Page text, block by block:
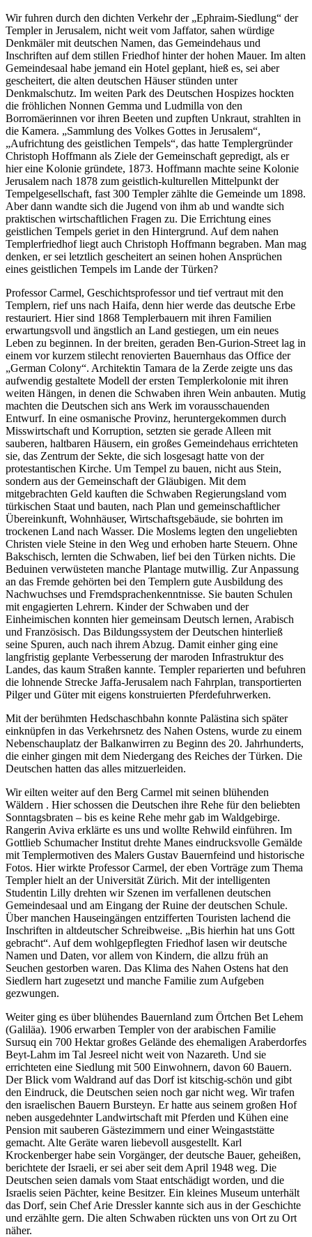
Wir fuhren durch den dichten Verkehr der Ephraim-Siedlung
der
Templer in Jerusalem, nicht weit vom Jaffator, sahen würdige
Denkmäler mit deutschen Namen, das Gemeindehaus und
Inschriften auf dem stillen Friedhof hinter der hohen Mauer. Im alten
Gemeindesaal habe jemand ein Hotel geplant, hieß es, sei aber
gescheitert, die alten deutschen Häuser stünden unter
Denkmalschutz. Im weiten Park des Deutschen Hospizes hockten
die fröhlichen Nonnen Gemma und Ludmilla von den
Borromäerinnen vor ihren Beeten und zupften Unkraut, strahlten in
die Kamera.
Sammlung des Volkes Gottes in Jerusalem ,
Aufrichtung des geistlichen Tempels , das hatte Templergründer
Christoph Hoffmann als Ziele der Gemeinschaft gepredigt, als er
hier eine Kolonie gründete, 1873. Hoffmann machte seine Kolonie
Jerusalem nach 1878 zum geistlich-kulturellen Mittelpunkt der
Tempelgesellschaft, fast 300 Templer zählte die Gemeinde um 1898.
Aber dann wandte sich die Jugend von ihm ab und wandte sich
praktischen wirtschaftlichen Fragen zu. Die Errichtung eines
geistlichen Tempels geriet in den Hintergrund. Auf dem nahen
Templerfriedhof liegt auch Christoph Hoffmann begraben. Man mag
denken, er sei letztlich gescheitert an seinen hohen Ansprüchen
eines geistlichen Tempels im Lande der Türken?
Professor Carmel, Geschichtsprofessor und tief vertraut mit den
Templern, rief uns nach Haifa, denn hier werde das deutsche Erbe
restauriert. Hier sind 1868 Templerbauern mit ihren Familien
erwartungsvoll und ängstlich an Land gestiegen, um ein neues
Leben zu beginnen. In der breiten, geraden Ben-Gurion-Street lag in
einem vor kurzem stilecht renovierten Bauernhaus das Office der
German Colony . Architektin Tamara de la Zerde zeigte uns das
aufwendig gestaltete Modell der ersten Templerkolonie mit ihren
weiten Hängen, in denen die Schwaben ihren Wein anbauten. Mutig
machten die Deutschen sich ans Werk im vorausschauenden
Entwurf. In eine osmanische Provinz, heruntergekommen durch
Misswirtschaft und Korruption, setzten sie gerade Alleen mit
sauberen, haltbaren Häusern, ein großes Gemeindehaus errichteten
sie, das Zentrum der Sekte, die sich losgesagt hatte von der
protestantischen Kirche. Um Tempel zu bauen, nicht aus Stein,
sondern aus der Gemeinschaft der Gläubigen. Mit dem
mitgebrachten Geld kauften die Schwaben Regierungsland vom
türkischen Staat und bauten, nach Plan und gemeinschaftlicher
Übereinkunft, Wohnhäuser, Wirtschaftsgebäude, sie bohrten im
trockenen Land nach Wasser. Die Moslems legten den ungeliebten
Christen viele Steine in den Weg und erhoben harte Steuern. Ohne
Bakschisch, lernten die Schwaben, lief bei den Türken nichts. Die
Beduinen verwüsteten manche Plantage mutwillig. Zur Anpassung
an das Fremde gehörten bei den Templern gute Ausbildung des
Nachwuchses und Fremdsprachenkenntnisse. Sie bauten Schulen
mit engagierten Lehrern. Kinder der Schwaben und der
Einheimischen konnten hier gemeinsam Deutsch lernen, Arabisch
und Französisch. Das Bildungssystem der Deutschen hinterließ
seine Spuren, auch nach ihrem Abzug. Damit einher ging eine
langfristig geplante Verbesserung der maroden Infrastruktur des
Landes, das kaum Straßen kannte. Templer reparierten und befuhren
die lohnende Strecke Jaffa-Jerusalem nach Fahrplan, transportierten
Pilger und Güter mit eigens konstruierten Pferdefuhrwerken.
Mit der berühmten Hedschaschbahn konnte Palästina sich später
einknüpfen in das Verkehrsnetz des Nahen Ostens, wurde zu einem
Nebenschauplatz der Balkanwirren zu Beginn des 20. Jahrhunderts,
die einher gingen mit dem Niedergang des Reiches der Türken. Die
Deutschen hatten das alles mitzuerleiden.
Wir eilten weiter auf den Berg Carmel mit seinen blühenden
Wäldern . Hier schossen die Deutschen ihre Rehe für den beliebten
Sonntagsbraten – bis es keine Rehe mehr gab im Waldgebirge.
Rangerin Aviva erklärte es uns und wollte Rehwild einführen. Im
Gottlieb Schumacher Institut drehte Manes eindrucksvolle Gemälde
mit Templermotiven des Malers Gustav Bauernfeind und historische
Fotos. Hier wirkte Professor Carmel, der eben Vorträge zum Thema
Templer hielt an der Universität Zürich. Mit der intelligenten
Studentin Lilly drehten wir Szenen im verfallenen deutschen
Gemeindesaal und am Eingang der Ruine der deutschen Schule.
Über manchen Hauseingängen entzifferten Touristen lachend die
Inschriften in altdeutscher Schreibweise.
Bis hierhin hat uns Gott
gebracht . Auf dem wohlgepflegten Friedhof lasen wir deutsche
Namen und Daten, vor allem von Kindern, die allzu früh an
Seuchen gestorben waren. Das Klima des Nahen Ostens hat den
Siedlern hart zugesetzt und manche Familie zum Aufgeben
gezwungen.
Weiter ging es über blühendes Bauernland zum Örtchen Bet Lehem
(Galiläa). 1906 erwarben Templer von der arabischen Familie
Sursuq ein 700 Hektar großes Gelände des ehemaligen Araberdorfes
Beyt-Lahm im Tal Jesreel nicht weit von Nazareth. Und sie
errichteten eine Siedlung mit 500 Einwohnern, davon 60 Bauern.
Der Blick vom Waldrand auf das Dorf ist kitschig-schön und gibt
den Eindruck, die Deutschen seien noch gar nicht weg. Wir trafen
den israelischen Bauern Bursteyn. Er hatte aus seinem großen Hof
neben ausgedehnter Landwirtschaft mit Pferden und Kühen eine
Pension mit sauberen Gästezimmern und einer Weingaststätte
gemacht. Alte Geräte waren liebevoll ausgestellt. Karl
Krockenberger habe sein Vorgänger, der deutsche Bauer, geheißen,
berichtete der Israeli, er sei aber seit dem April 1948 weg. Die
Deutschen seien damals vom Staat entschädigt worden, und die
Israelis seien Pächter, keine Besitzer. Ein kleines Museum unterhält
das Dorf, sein Chef Arie Dressler kannte sich aus in der Geschichte
und erzählte gern. Die alten Schwaben rückten uns von Ort zu Ort
näher.